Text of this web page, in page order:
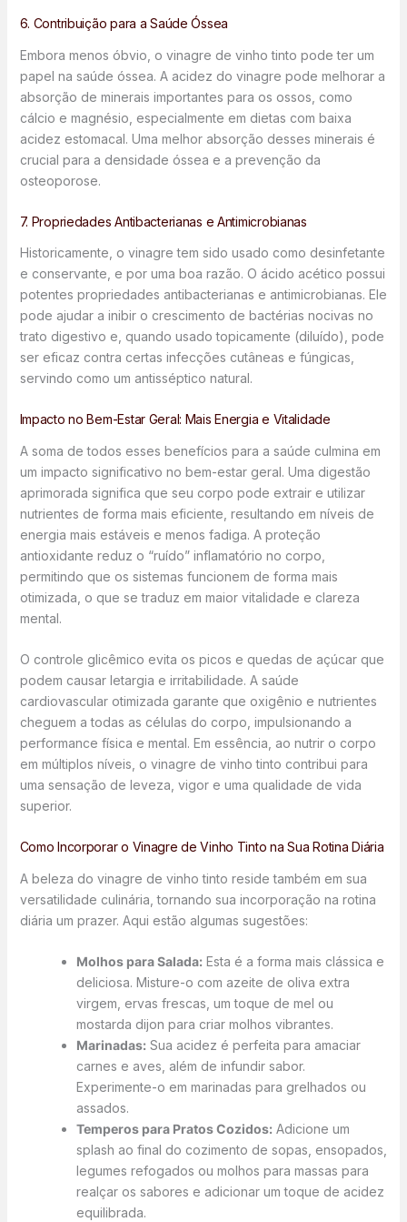
6. Contribuição para a Saúde Óssea
Embora menos óbvio, o vinagre de vinho tinto pode ter um
papel na saúde óssea. A acidez do vinagre pode melhorar a
absorção de minerais importantes para os ossos, como
cálcio e magnésio, especialmente em dietas com baixa
acidez estomacal. Uma melhor absorção desses minerais é
crucial para a densidade óssea e a prevenção da
osteoporose.
7. Propriedades Antibacterianas e Antimicrobianas
Historicamente, o vinagre tem sido usado como desinfetante
e conservante, e por uma boa razão. O ácido acético possui
potentes propriedades antibacterianas e antimicrobianas. Ele
pode ajudar a inibir o crescimento de bactérias nocivas no
trato digestivo e, quando usado topicamente (diluído), pode
ser eficaz contra certas infecções cutâneas e fúngicas,
servindo como um antisséptico natural.
Impacto no Bem-Estar Geral: Mais Energia e Vitalidade
A soma de todos esses benefícios para a saúde culmina em
um impacto significativo no bem-estar geral. Uma digestão
aprimorada significa que seu corpo pode extrair e utilizar
nutrientes de forma mais eficiente, resultando em níveis de
energia mais estáveis e menos fadiga. A proteção
antioxidante reduz o “ruído” inflamatório no corpo,
permitindo que os sistemas funcionem de forma mais
otimizada, o que se traduz em maior vitalidade e clareza
mental.
O controle glicêmico evita os picos e quedas de açúcar que
podem causar letargia e irritabilidade. A saúde
cardiovascular otimizada garante que oxigênio e nutrientes
cheguem a todas as células do corpo, impulsionando a
performance física e mental. Em essência, ao nutrir o corpo
em múltiplos níveis, o vinagre de vinho tinto contribui para
uma sensação de leveza, vigor e uma qualidade de vida
superior.
Como Incorporar o Vinagre de Vinho Tinto na Sua Rotina Diária
A beleza do vinagre de vinho tinto reside também em sua
versatilidade culinária, tornando sua incorporação na rotina
diária um prazer. Aqui estão algumas sugestões:
Molhos para Salada:Esta é a forma mais clássica e
deliciosa. Misture-o com azeite de oliva extra
virgem, ervas frescas, um toque de mel ou
mostarda dijon para criar molhos vibrantes.
Marinadas:Sua acidez é perfeita para amaciar
carnes e aves, além de infundir sabor.
Experimente-o em marinadas para grelhados ou
assados.
Temperos para Pratos Cozidos:Adicione um
splash ao final do cozimento de sopas, ensopados,
legumes refogados ou molhos para massas para
realçar os sabores e adicionar um toque de acidez
equilibrada.